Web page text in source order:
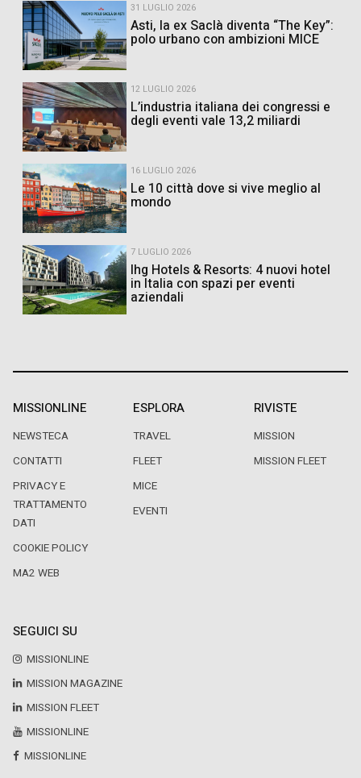
31 LUGLIO 2026
Asti, la ex Saclà diventa “The Key”:
polo urbano con ambizioni MICE
12 LUGLIO 2026
L’industria italiana dei congressi e
degli eventi vale 13,2 miliardi
16 LUGLIO 2026
Le 10 città dove si vive meglio al
mondo
7 LUGLIO 2026
Ihg Hotels & Resorts: 4 nuovi hotel
in Italia con spazi per eventi
aziendali
MISSIONLINE
NEWSTECA
CONTATTI
PRIVACY E
TRATTAMENTO
DATI
COOKIE POLICY
MA2 WEB
ESPLORA
TRAVEL
FLEET
MICE
EVENTI
RIVISTE
MISSION
MISSION FLEET
SEGUICI SU
MISSIONLINE
MISSION MAGAZINE
MISSION FLEET
MISSIONLINE
MISSIONLINE